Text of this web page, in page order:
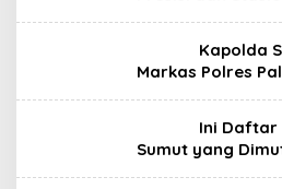
Kapolda
Markas Polres
Ini Daftar
Sumut yang